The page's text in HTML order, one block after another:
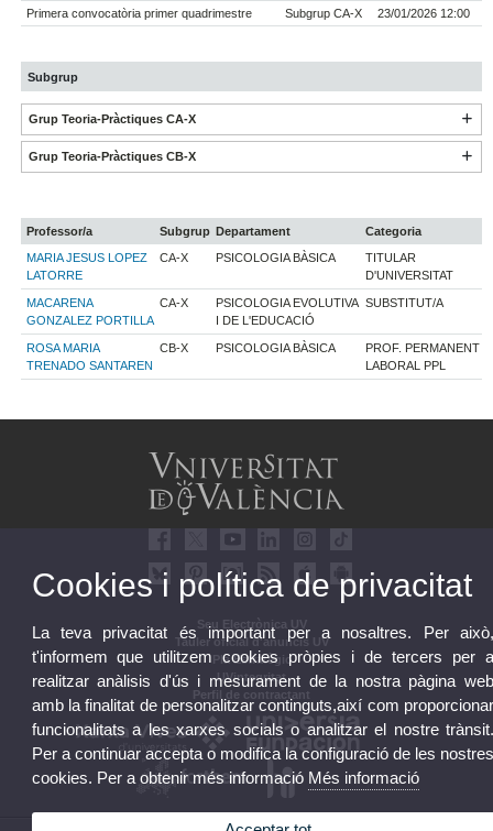
Primera convocatòria primer quadrimestre
Subgrup CA-X 23/01/2026 12:00
Subgrup
Grup Teoria-Pràctiques CA-X
Grup Teoria-Pràctiques CB-X
Professor/a Subgrup Departament
Categoria
MARIA JESUS LOPEZ
LATORRE
CA-X PSICOLOGIA BÀSICA
TITULAR
D'UNIVERSITAT
MACARENA
GONZALEZ PORTILLA
CA-X
PSICOLOGIA EVOLUTIVA
I DE L'EDUCACIÓ
SUBSTITUT/A
ROSA MARIA
TRENADO SANTAREN
CB-X PSICOLOGIA BÀSICA
PROF. PERMANENT
LABORAL PPL
Seu Electrònica UV
Tauler oficial d'anuncis UV
Pla Estratègic
UVintegritat
Perfil de contractant
Cookies i política de privacitat
La teva privacitat és important per a nosaltres. Per
t'informem que utilitzem cookies pròpies i de tercers per
realitzar anàlisis d'ús i mesurament de la nostra pàgina
amb la finalitat de personalitzar continguts,així com
funcionalitats a les xarxes socials o analitzar el nostre
Per a continuar accepta o modifica la configuració de les
cookies. Per a obtenir més informació Més informació